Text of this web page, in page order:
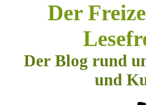
Der
Der Blog rund
und